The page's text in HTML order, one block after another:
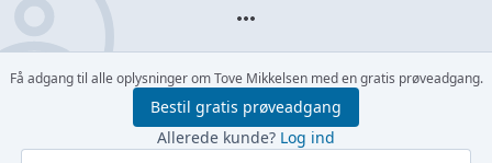
Få adgang til alle oplysninger om Tove Mikkelsen med en gratis prøveadgang.
Bestil gratis prøveadgang
Allerede kunde? Log ind